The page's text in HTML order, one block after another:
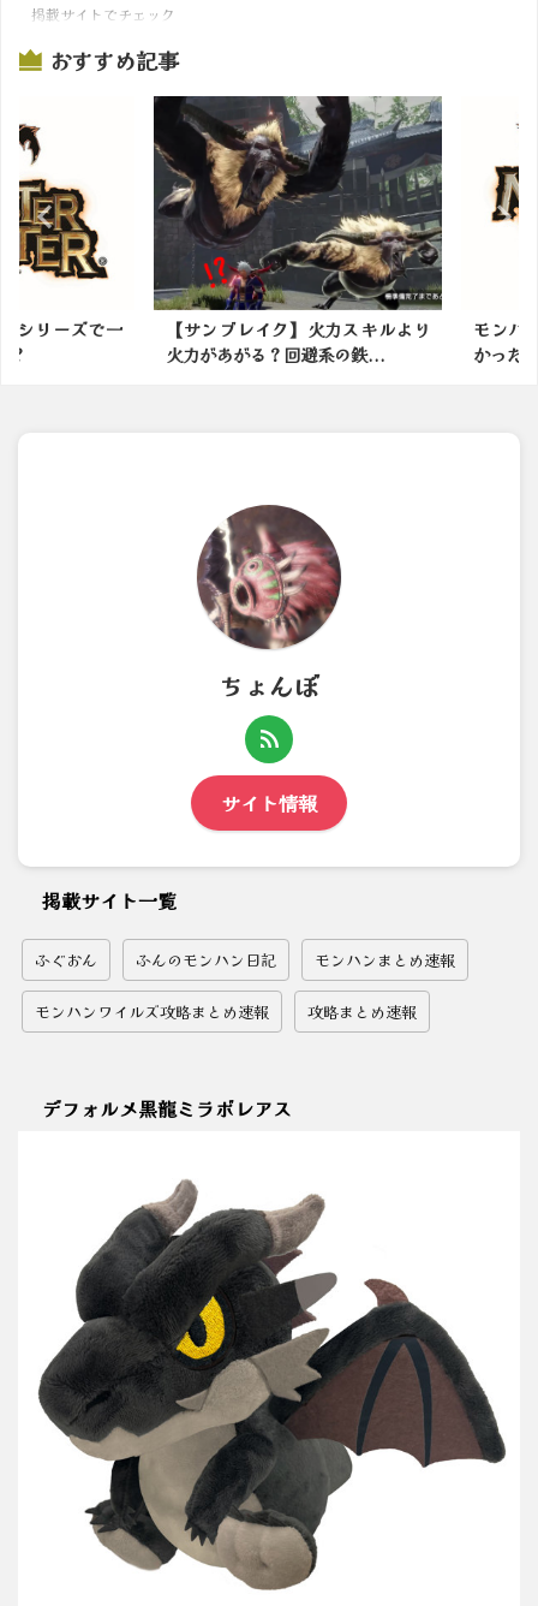
掲載サイトでチェック
おすすめ記事
ーズで一
【サンブレイク】火力スキルより
火力があがる？回避系の鉄...
モンハン
かったモ
ちょんぼ
サイト情報
掲載サイト一覧
ふぐおん ふんのモンハン日記 モンハンまとめ速報
モンハンワイルズ攻略まとめ速報 攻略まとめ速報
デフォルメ黒龍ミラボレアス